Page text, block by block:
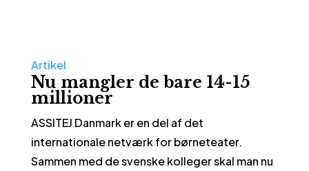
Artikel
Nu mangler de bare 14-15
millioner
ASSITEJ Danmark er en del af det
internationale netværk for børneteater.
Sammen med de svenske kolleger skal man nu